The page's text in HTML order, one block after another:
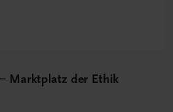
Marktplatz der Ethik